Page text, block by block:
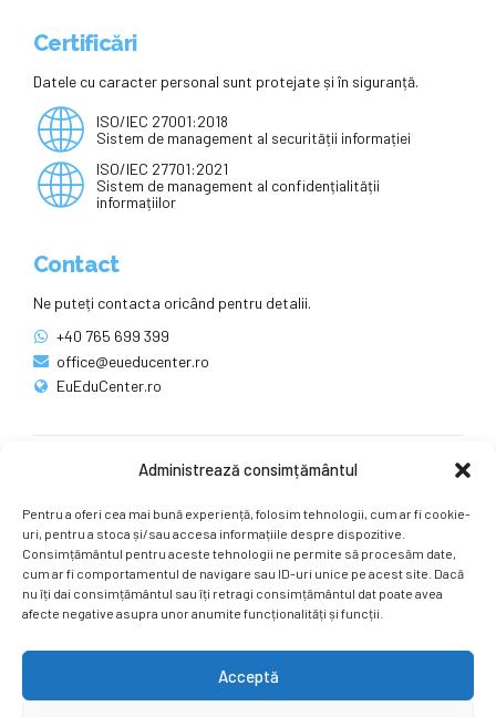
Administrează consimțământul
Pentru a oferi cea mai bună experiență, folosim tehnologii, cum ar fi cookie-
uri, pentru a stoca și/sau accesa informațiile despre dispozitive.
Consimțământul pentru aceste tehnologii ne permite să procesăm date,
cum ar fi comportamentul de navigare sau ID-uri unice pe acest site. Dacă
nu îți dai consimțământul sau îți retragi consimțământul dat poate avea
afecte negative asupra unor anumite funcționalități și funcții.
Acceptă
Certificări
Datele cu caracter personal sunt protejate și în siguranță.
ISO/IEC 27001:2018
Sistem de management al securității informației
ISO/IEC 27701:2021
Sistem de management al confidențialității
informațiilor
Contact
Ne puteți contacta oricând pentru detalii.
+40 765 699 399
office@eueducenter.ro
EuEduCenter.ro
Ne puteți găsi și pe rețelele sociale.